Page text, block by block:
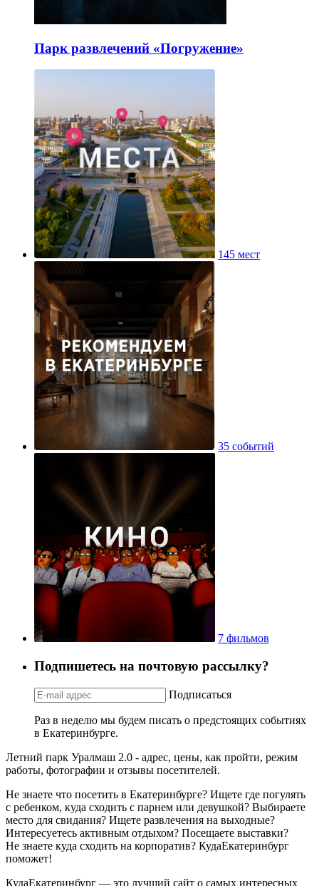
Парк развлечений «Погружение»
145 мест
35 событий
7 фильмов
Подпишетесь на почтовую рассылку?
Подписаться
Раз в неделю мы будем писать о предстоящих событиях
в Екатеринбурге.
Летний парк Уралмаш 2.0 - адрес, цены, как пройти, режим
работы, фотографии и отзывы посетителей.
Не знаете что посетить в Екатеринбурге? Ищете где погулять
с ребенком, куда сходить с парнем или девушкой? Выбираете
место для свидания? Ищете развлечения на выходные?
Интересуетесь активным отдыхом? Посещаете выставки?
Не знаете куда сходить на корпоратив? КудаЕкатеринбург
поможет!
КудаЕкатеринбург — это лучший сайт о самых интересных